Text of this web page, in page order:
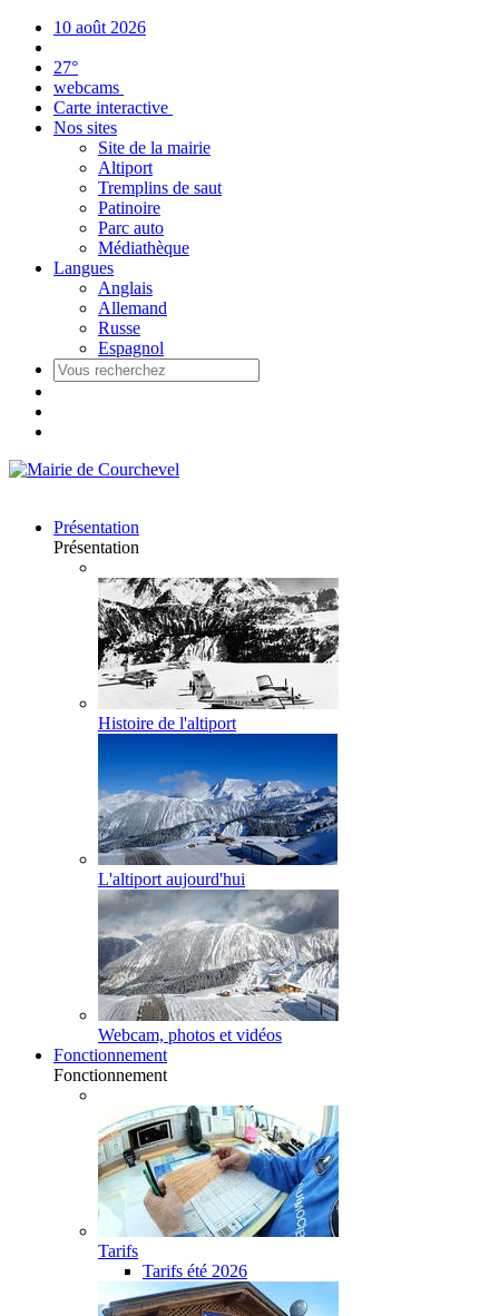
10 août 2026
27°
webcams
Carte interactive
Nos sites
Site de la mairie
Altiport
Tremplins de saut
Patinoire
Parc auto
Médiathèque
Langues
Anglais
Allemand
Russe
Espagnol
Présentation
Présentation
Histoire de l'altiport
L'altiport aujourd'hui
Webcam, photos et vidéos
Fonctionnement
Fonctionnement
Tarifs
Tarifs été 2026